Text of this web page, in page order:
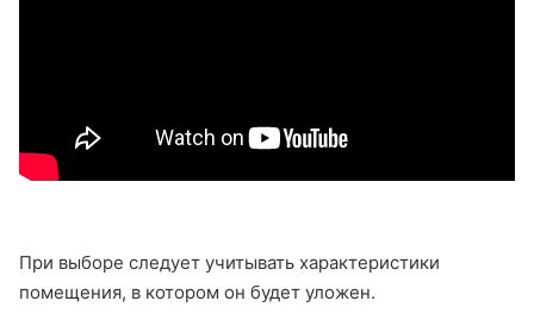
При выборе следует учитывать характеристики
помещения, в котором он будет уложен.